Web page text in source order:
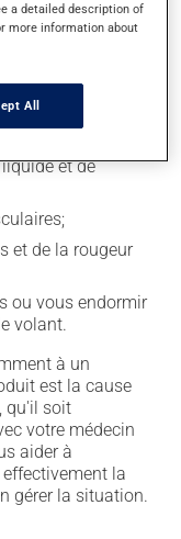
peut à
(effets
et de
et de la rougeur
ou vous endormir
volant.
à un
est la cause
qu'il soit
votre médecin
aider à
la
gérer la situation.
a detailed description of
more information about
All